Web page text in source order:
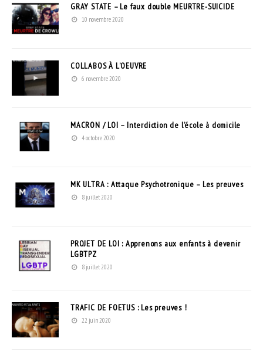
GRAY STATE – Le faux double MEURTRE-SUICIDE
10 novembre 2020
COLLABOS À L’OEUVRE
6 novembre 2020
MACRON / LOI – Interdiction de l’école à domicile
4 octobre 2020
MK ULTRA : Attaque Psychotronique – Les preuves
8 juillet 2020
PROJET DE LOI : Apprenons aux enfants à devenir
LGBTPZ
8 juillet 2020
TRAFIC DE FOETUS : Les preuves !
22 juin 2020